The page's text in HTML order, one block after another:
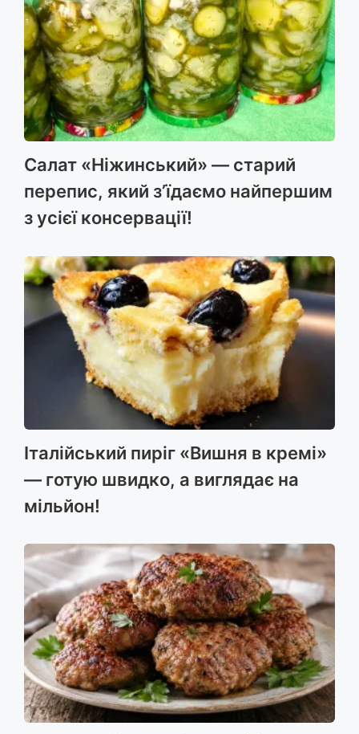
Салат «Ніжинський» — старий
перепис, який з’їдаємо найпершим
з усієї консервації!
Італійський пиріг «Вишня в кремі»
— готую швидко, а виглядає на
мільйон!